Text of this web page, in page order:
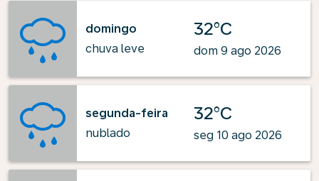
domingo
chuva leve
32°C
dom 9 ago 2026
segunda-feira
nublado
32°C
seg 10 ago 2026